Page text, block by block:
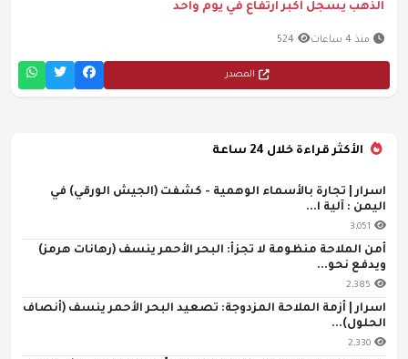
الذهب يسجل أكبر ارتفاع في يوم واحد
منذ 4 ساعات 524
المصدر
الأكثر قراءة خلال 24 ساعة
اسرار | تجارة بالأسماء الوهمية - كشفت (الجيش الورقي) في
اليمن : آلية ا...
3,051
أمن الملاحة منظومة لا تجزأ: البحر الأحمر ينسف (رهانات هرمز)
ويدفع نحو...
2,385
اسرار | أزمة الملاحة المزدوجة: تصعيد البحر الأحمر ينسف (أنصاف
الحلول)...
2,330